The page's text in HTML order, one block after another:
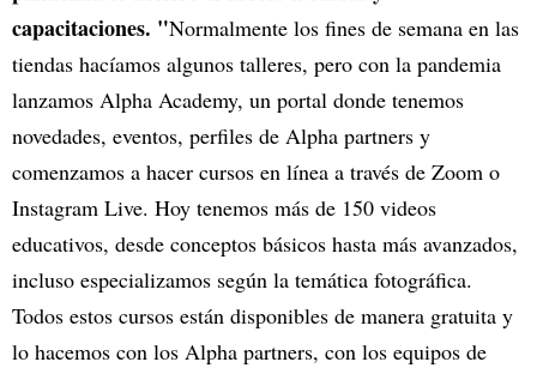
capacitaciones. "Normalmente los fines de semana en las
tiendas hacíamos algunos talleres, pero con la pandemia
lanzamos Alpha Academy, un portal donde tenemos
novedades, eventos, perfiles de Alpha partners y
comenzamos a hacer cursos en línea a través de Zoom o
Instagram Live. Hoy tenemos más de 150 videos
educativos, desde conceptos básicos hasta más avanzados,
incluso especializamos según la temática fotográfica.
Todos estos cursos están disponibles de manera gratuita y
lo hacemos con los Alpha partners, con los equipos de